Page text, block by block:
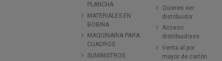
PLANCHA
MATERIALES EN
BOBINA
MAQUINARIA PARA
CUADROS
SUMINISTROS
Quieres ser
distribuidor
Acceso
distribuidores
Venta al por
mayor de cartón